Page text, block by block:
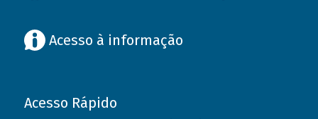
Acesso à informação
Acesso Rápido